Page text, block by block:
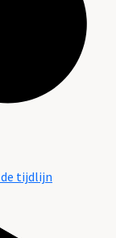
tijdlijn